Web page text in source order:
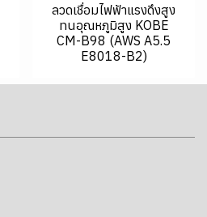
ลวดเชื่อมไฟฟ้าแรงดึงสูง
ทนอุณหภูมิสูง KOBE
CM-B98 (AWS A5.5
E8018-B2)